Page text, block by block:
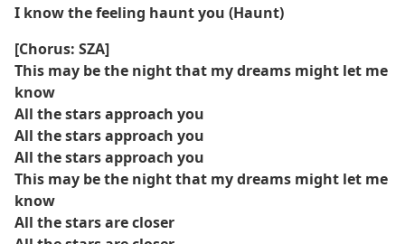
I know the feeling haunt you (Haunt)
[Chorus: SZA]
This may be the night that my dreams might let me
know
All the stars approach you
All the stars approach you
All the stars approach you
This may be the night that my dreams might let me
know
All the stars are closer